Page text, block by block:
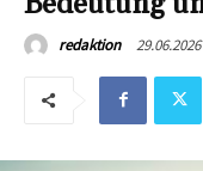
redaktion 29.06.2026